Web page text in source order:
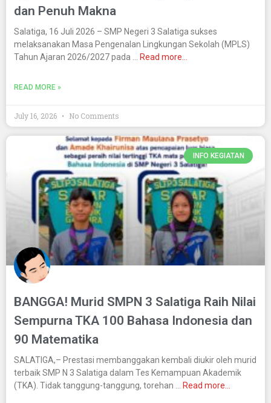
dan Penuh Makna
Salatiga, 16 Juli 2026 – SMP Negeri 3 Salatiga sukses
melaksanakan Masa Pengenalan Lingkungan Sekolah (MPLS)
Tahun Ajaran 2026/2027 pada … Read more…
READ MORE »
July 16, 2026 No Comments
INFO KEGIATAN
BANGGA! Murid SMPN 3 Salatiga Raih Nilai
Sempurna TKA 100 Bahasa Indonesia dan
90 Matematika
SALATIGA,– Prestasi membanggakan kembali diukir oleh murid
terbaik SMP N 3 Salatiga dalam Tes Kemampuan Akademik
(TKA). Tidak tanggung-tanggung, torehan … Read more…